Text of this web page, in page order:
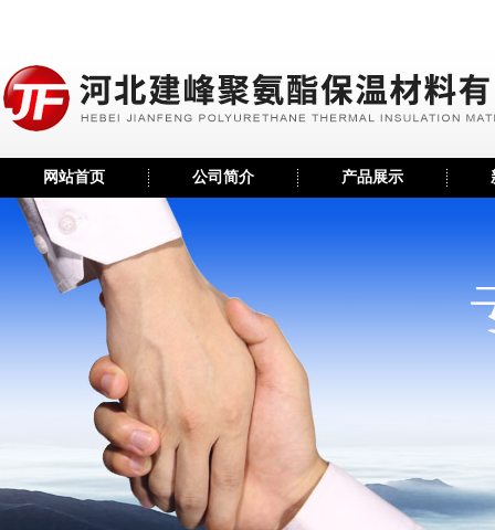
网站首页 公司简介 产品展示